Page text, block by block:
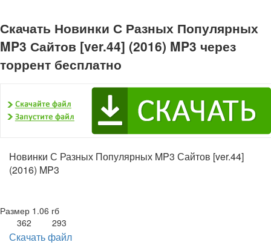
Скачать Новинки С Разных Популярных
MP3 Сайтов [ver.44] (2016) MP3 через
торрент бесплатно
Новинки С Разных Популярных MP3 Сайтов [ver.44]
(2016) MP3
Размер 1.06 гб
362
293
Скачать файл